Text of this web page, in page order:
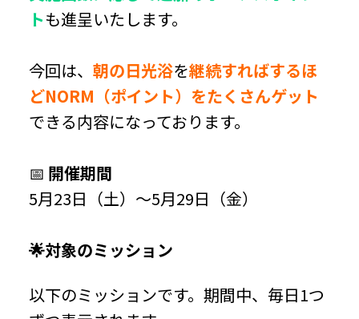
トも進呈いたします。
今回は、 朝の日光浴を継続すればするほ
どNORM（ポイント）をたくさんゲット
できる内容になっております。
📅 開催期間
5月23日（土）～5月29日（金）
🌟対象のミッション
以下のミッションです。期間中、毎日1つ